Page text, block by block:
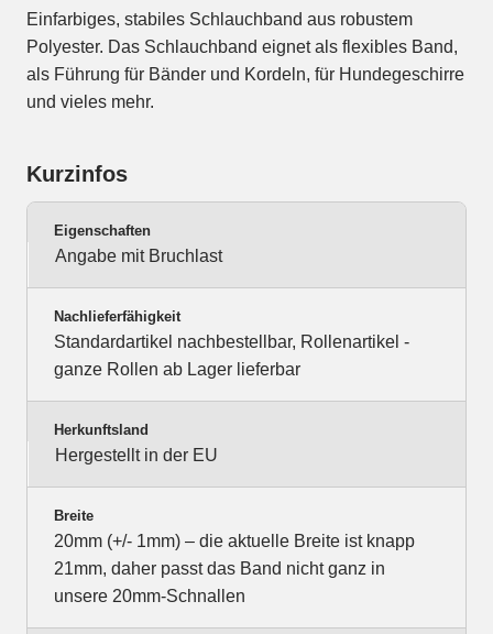
Einfarbiges, stabiles Schlauchband aus robustem
Polyester. Das Schlauchband eignet als flexibles Band,
als Führung für Bänder und Kordeln, für Hundegeschirre
und vieles mehr.
Kurzinfos
Eigenschaften
Angabe mit Bruchlast
Nachlieferfähigkeit
Standardartikel nachbestellbar, Rollenartikel -
ganze Rollen ab Lager lieferbar
Herkunftsland
Hergestellt in der EU
Breite
20mm (+/- 1mm) – die aktuelle Breite ist knapp
21mm, daher passt das Band nicht ganz in
unsere 20mm-Schnallen